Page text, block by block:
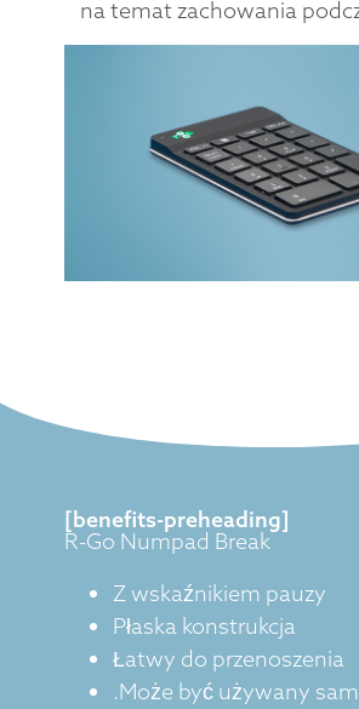
na temat zachowania
[benefits-preheading]
R-Go Numpad Break
Z wskaźnikiem pauzy
Płaska konstrukcja
Łatwy do przenoszenia
.Może być używany